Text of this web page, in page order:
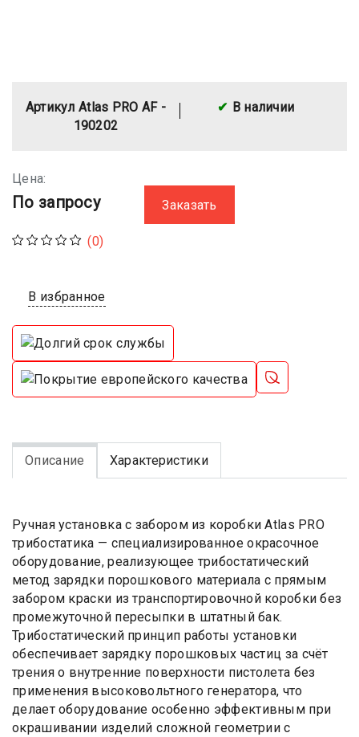
Артикул Atlas PRO AF -
190202
В наличии
Цена:
По запросу Заказать
(0)
В избранное
Описание Характеристики
Ручная установка с забором из коробки Atlas PRO
трибостатика — специализированное окрасочное
оборудование, реализующее трибостатический
метод зарядки порошкового материала с прямым
забором краски из транспортировочной коробки без
промежуточной пересыпки в штатный бак.
Трибостатический принцип работы установки
обеспечивает зарядку порошковых частиц за счёт
трения о внутренние поверхности пистолета без
применения высоковольтного генератора, что
делает оборудование особенно эффективным при
окрашивании изделий сложной геометрии с